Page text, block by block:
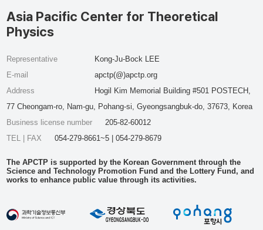
Asia Pacific Center for Theoretical
Physics
Representative
Kong-Ju-Bock LEE
E-mail
apctp(@)apctp.org
Address
Hogil Kim Memorial Building #501 POSTECH,
77 Cheongam-ro, Nam-gu, Pohang-si, Gyeongsangbuk-do, 37673, Korea
Business license number
205-82-60012
TEL | FAX
054-279-8661~5 | 054-279-8679
The APCTP is supported by the Korean Government through the
Science and Technology Promotion Fund and the Lottery Fund, and
works to enhance public value through its activities.